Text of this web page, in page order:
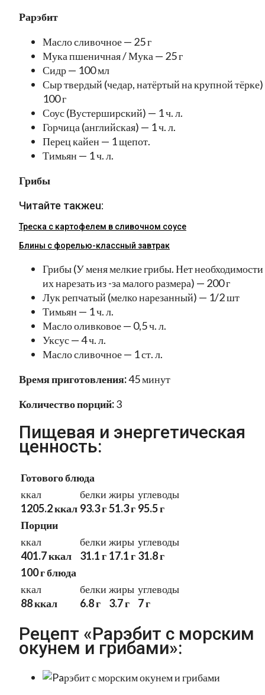
Рарэбит
Масло сливочное — 25 г
Мука пшеничная / Мука — 25 г
Сидр — 100 мл
Сыр твердый (чедар, натёртый на крупной
100 г
Соус (Вустерширский) — 1 ч. л.
Горчица (английская) — 1 ч. л.
Перец кайен — 1 щепот.
Тимьян — 1 ч. л.
Грибы
Читайте такжеu:
Треска с картофелем в сливочном соусе
Блины с форелью-классный завтрак
Грибы (У меня мелкие грибы. Нет необходимости
их нарезать из -за малого размера) — 200 г
Лук репчатый (мелко нарезанный) — 1/2 шт
Тимьян — 1 ч. л.
Масло оливковое — 0,5 ч. л.
Уксус — 4 ч. л.
Масло сливочное — 1 ст. л.
Время приготовления:45 минут
Количество порций:3
Пищевая и энергетическая
ценность:
Готового блюда
ккал
1205.2 ккал
белки
93.3 г
жиры
51.3 г
углеводы
95.5 г
Порции
ккал
401.7 ккал
белки
31.1 г
жиры
17.1 г
углеводы
31.8 г
100 г блюда
ккал
88 ккал
белки
6.8 г
жиры
3.7 г
углеводы
7 г
Рецепт «Paрэбит с морским
окунем и грибами»: